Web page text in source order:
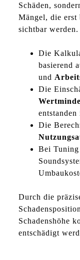
Schäden,
Mängel, die erst
sichtbar
Die
basierend
und
Die
entstanden
Die
Bei Tuning
Durch die
Schadenshöhe
entschädigt